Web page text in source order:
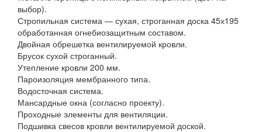
выбор).
Стропильная система — сухая, строганная доска 45х195
обработанная огнебиозащитным составом.
Двойная обрешетка вентилируемой кровли.
Брусок сухой строганный.
Утепление кровли 200 мм.
Пароизоляция мембранного типа.
Водосточная система.
Мансардные окна (согласно проекту).
Проходные элементы для вентиляции.
Подшивка свесов кровли вентилируемой доской.